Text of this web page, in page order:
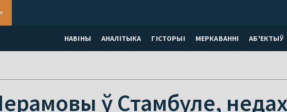
НАВІНЫ АНАЛІТЫКА ГІСТОРЫІ МЕРКАВАННI АБ'ЕКТЫЎ
ў Стамбуле,